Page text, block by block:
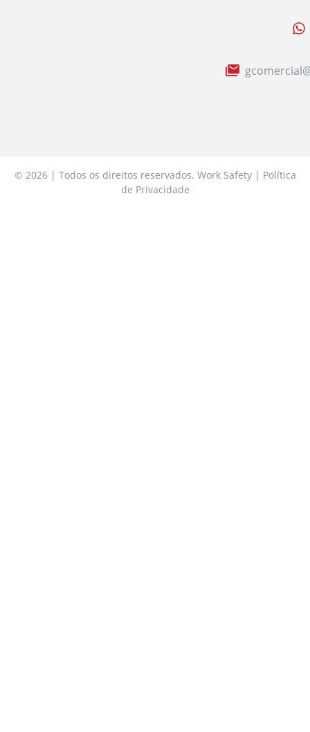
© 2026 | Todos os direitos reservados. Work Safety | Política
de Privacidade